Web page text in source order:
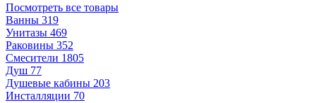
Посмотреть все товары
Ванны 319
Унитазы 469
Раковины 352
Смесители 1805
Душ 77
Душевые кабины 203
Инсталляции 70